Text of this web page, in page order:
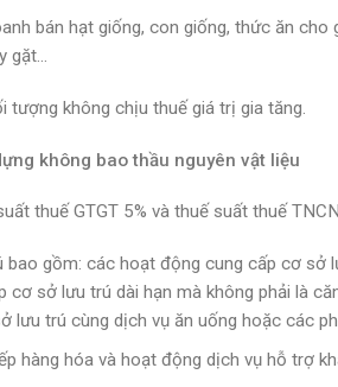
bán hạt giống, con giống, thức ăn
gặt…
tượng không chịu thuế giá trị gia tăng.
không bao thầu nguyên vật liệu
thuế GTGT 5% và thuế suất thuế
bao gồm: các hoạt động cung cấp cơ sở
cơ sở lưu trú dài hạn mà không phải là
lưu trú cùng dịch vụ ăn uống hoặc các
hàng hóa và hoạt động dịch vụ hỗ trợ